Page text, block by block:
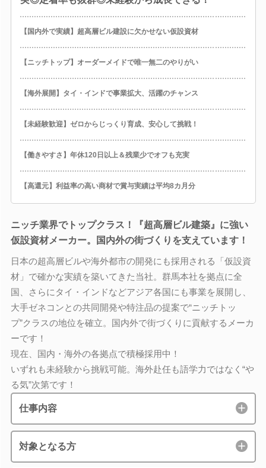
【国内外で実績】超高層ビル建設に欠かせない仮設資材
【ニッチトップ】オーダーメイドで唯一無二のやりがい
【海外展開】タイ・インドで事業拡大、活躍のチャンス
【未経験歓迎】ゼロからじっくり育成、安心して挑戦！
【働きやすさ】年休120日以上＆残業少でオフも充実
【高還元】利益率の高い商材で賞与実績は平均8カ月分
ニッチ業界でトップクラス！『超高層ビル建築』に強い
仮設資材メーカー。国内外の街づくりを支えています！
日本の超高層ビルや海外都市の開発にも採用される「仮設資
材」で確かな実績を築いてきた当社。群馬本社を拠点に全
国、さらにタイ・インドなどアジア各国にも事業を展開し、
大手ゼネコンとの共同開発や特注品の提案で“ニッチトッ
プ”クラスの地位を確立。国内外で街づくりに貢献するメーカ
ーです！
現在、国内・海外の各拠点で積極採用中！
いずれも未経験から挑戦可能。海外赴任も語学力ではなく“や
る気”次第です！
仕事内容
対象となる方